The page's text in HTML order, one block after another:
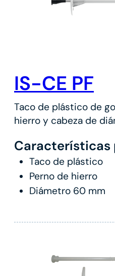
IS-CE PF
Taco de plástico de
hierro y cabeza de
Características
Taco de plástico
Perno de hierro
Diámetro 60 mm